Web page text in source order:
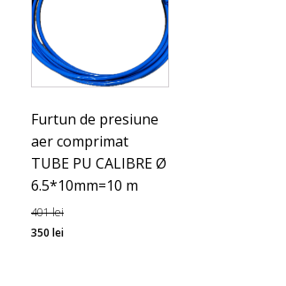
Furtun de presiune
aer comprimat
TUBE PU CALIBRE Ø
6.5*10mm=10 m
401lei
Prețul
350 leiPrețul